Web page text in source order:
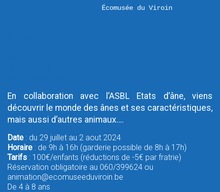
Écomusée du Viroin
En collaboration avec l’ASBL Etats d’âne, viens
découvrir le monde des ânes et ses caractéristiques,
mais aussi d’autres animaux….
Date : du 29 juillet au 2 aout 2024
Horaire : de 9h à 16h (garderie possible de 8h à 17h)
Tarifs : 100€/enfants (réductions de -5€ par fratrie)
Réservation obligatoire au 060/399624 ou
animation@ecomuseeduviroin.be
De 4 à 8 ans